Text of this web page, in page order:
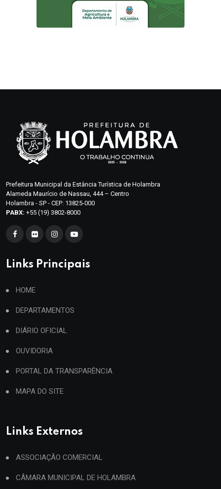
Prefeitura Municipal da Estância Turística de Holambra
Alameda Maurício de Nassau, 444 – Centro
Holambra - SP - CEP: 13825-000
PABX: +55 (19) 3802-8000
Links Principais
HOME
DEPARTAMENTOS
DIÁRIO OFICIAL
OUVIDORIA
PORTAL DA TRANSPARÊNCIA
MAPA DO SITE
Links Externos
ASSOCIAÇÃO COMERCIAL
CÂMARA MUNICIPAL DE HOLAMBRA